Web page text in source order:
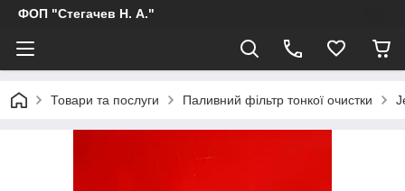
ФОП "Стегачев Н. А."
Товари та послуги Паливний фільтр тонкої очистки